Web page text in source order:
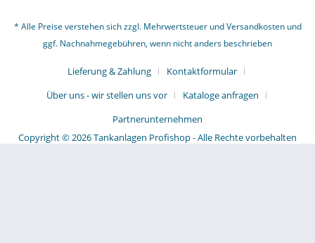
* Alle Preise verstehen sich zzgl. Mehrwertsteuer undVersandkostenund
ggf. Nachnahmegebühren, wenn nicht anders beschrieben
Lieferung & Zahlung
Kontaktformular
Über uns - wir stellen uns vor
Kataloge anfragen
Partnerunternehmen
Copyright © 2026 Tankanlagen Profishop - Alle Rechte vorbehalten